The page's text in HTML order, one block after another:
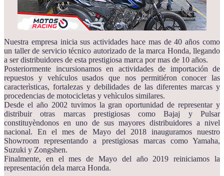
Nuestra empresa inicia sus actividades hace mas de 40 años como
un taller de servicio técnico autorizado de la marca Honda, llegando
a ser distribuidores de esta prestigiosa marca por mas de 10 años.
Posteriormente incursionamos en actividades de importación de
repuestos y vehículos usados que nos permitiéron conocer las
caracterìsticas, fortalezas y debilidades de las diferentes marcas y
procedencias de motocicletas y vehìculos similares.
Desde el año 2002 tuvimos la gran oportunidad de representar y
distribuir otras marcas prestigiosas como Bajaj y Pulsar
constituyèndonos en uno de sus mayores distribuidores a nivel
nacional. En el mes de Mayo del 2018 inauguramos nuestro
Showroom representando a prestigiosas marcas como Yamaha,
Suzuki y Zongshen.
Finalmente, en el mes de Mayo del año 2019 reiniciamos la
representación dela marca Honda.